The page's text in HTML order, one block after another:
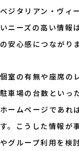
ベジタリアン・ヴィ
いニーズの高い情報
の安心感につながり
個室の有無や座席の
駐車場の台数といっ
ホームページであれ
す。こうした情報が
やグループ利用を検